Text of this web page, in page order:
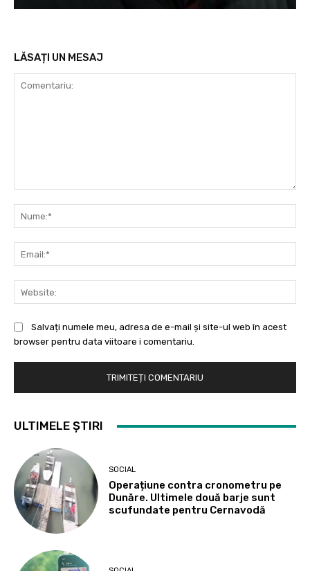
LĂSAȚI UN MESAJ
Salvați numele meu, adresa de e-mail și site-ul web în acest
browser pentru data viitoare i comentariu.
ULTIMELE ȘTIRI
SOCIAL
Operațiune contra cronometru pe
Dunăre. Ultimele două barje sunt
scufundate pentru Cernavodă